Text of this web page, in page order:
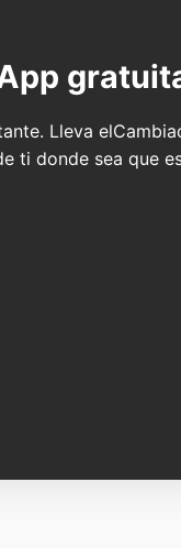
Lleva
ti donde sea que